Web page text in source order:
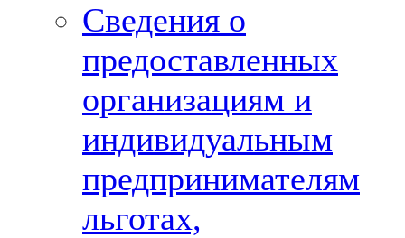
Сведения о
предоставленных
организациям и
индивидуальным
предпринимателям
льготах,